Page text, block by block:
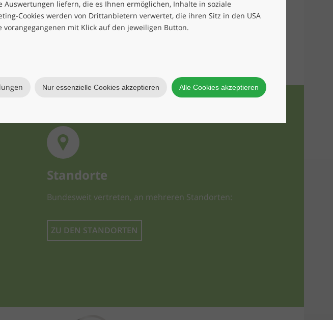
liefern, die es Ihnen ermöglichen, Inhalte in soziale
Cookies werden von Drittanbietern verwertet, die ihren Sitz in den USA
mit Klick auf den jeweiligen Button.
Nur essenzielle Cookies akzeptieren Alle Cookies akzeptieren
Standorte
Bundesweit vertreten, an mehreren Standorten:
ZU DEN STANDORTEN